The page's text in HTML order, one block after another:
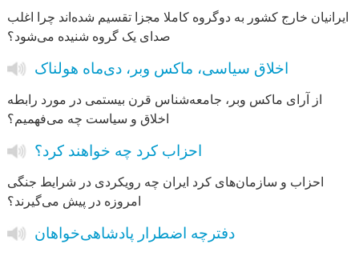
ایرانیان خارج کشور به دوگروه کاملا مجزا تقسیم شده‌اند چرا اغلب
صدای یک گروه شنیده می‌شود؟
اخلاق سیاسی، ماکس وبر، دی‌ماه هولناک
از آرای ماکس وبر، جامعه‌شناس قرن بیستمی در مورد رابطه‌
اخلاق و سیاست چه می‌فهمیم؟
احزاب کرد چه خواهند کرد؟
احزاب و سازمان‌های کرد ایران چه رویکردی در شرایط جنگی
امروزه در پیش می‌گیرند؟
دفترچه اضطرار پادشاهی‌خواهان